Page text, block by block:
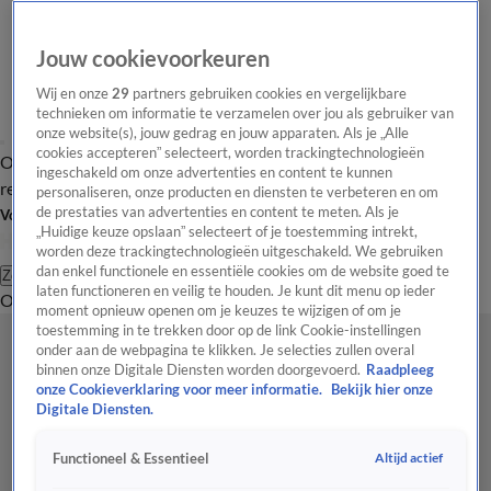
Overzicht Laatste nieuws Regionieuws Het beste van Hart
Tip de
redactie
Volg Hart van Nederland
Zoeken
OverzichtRegioUitzendingenWeerTip de redactiePanelVideo's
Jouw cookievoorkeuren
Wij en onze29 partners gebruiken cookies en vergelijkbare
technieken om informatie te verzamelen over jou als gebruiker van
onze website(s), jouw gedrag en jouw apparaten. Als je „Alle
cookies accepteren” selecteert, worden trackingtechnologieën
ingeschakeld om onze advertenties en content te kunnen
personaliseren, onze producten en diensten te verbeteren en om
de prestaties van advertenties en content te meten. Als je
„Huidige keuze opslaan” selecteert of je toestemming intrekt,
worden deze trackingtechnologieën uitgeschakeld. We gebruiken
dan enkel functionele en essentiële cookies om de website goed te
laten functioneren en veilig te houden. Je kunt dit menu op ieder
moment opnieuw openen om je keuzes te wijzigen of om je
toestemming in te trekken door op de link Cookie-instellingen
onder aan de webpagina te klikken. Je selecties zullen overal
binnen onze Digitale Diensten worden doorgevoerd. Raadpleeg
onze Cookieverklaring voor meer informatie.
Bekijk hier onze
Digitale Diensten.
Functioneel & Essentieel Altijd actief